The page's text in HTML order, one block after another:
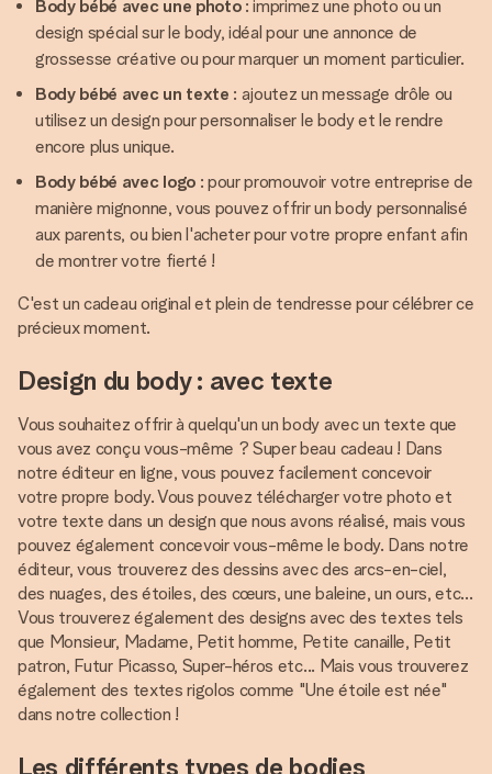
Body bébé avec une photo: imprimez une photo ou un
design spécial sur le body, idéal pour une annonce de
grossesse créative ou pour marquer un moment particulier.
Body bébé avec un texte : ajoutez un message drôle ou
utilisez un design pour personnaliser le body et le rendre
encore plus unique.
Body bébé avec logo: pour promouvoir votre entreprise de
manière mignonne, vous pouvez offrir un body personnalisé
aux parents, ou bien l'acheter pour votre propre enfant afin
de montrer votre fierté !
C'est un cadeau original et plein de tendresse pour célébrer ce
précieux moment.
Design du body : avec texte
Vous souhaitez offrir à quelqu'un un body avec un texte que
vous avez conçu vous-même ? Super beau cadeau ! Dans
notre éditeur en ligne, vous pouvez facilement concevoir
votre propre body. Vous pouvez télécharger votre photo et
votre texte dans un design que nous avons réalisé, mais vous
pouvez également concevoir vous-même le body. Dans notre
éditeur, vous trouverez des dessins avec des arcs-en-ciel,
des nuages, des étoiles, des cœurs, une baleine, un ours, etc...
Vous trouverez également des designs avec des textes tels
que Monsieur, Madame, Petit homme, Petite canaille, Petit
patron, Futur Picasso, Super-héros etc... Mais vous trouverez
également des textes rigolos comme "Une étoile est née"
dans notre collection !
Les différents types de bodies